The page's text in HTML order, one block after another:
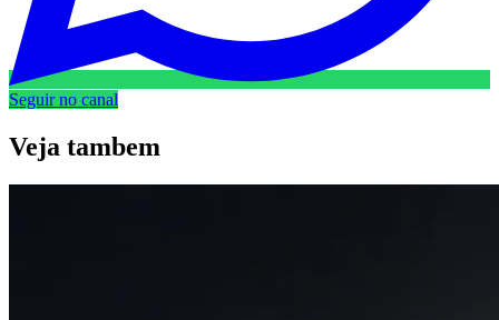
Seguir no canal
Veja tambem